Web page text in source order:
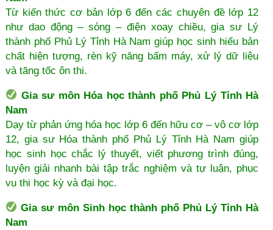
Từ kiến thức cơ bản lớp 6 đến các chuyên đề lớp 12
như dao động – sóng – điện xoay chiều, gia sư Lý
thành phố Phủ Lý Tỉnh Hà Nam giúp học sinh hiểu bản
chất hiện tượng, rèn kỹ năng bấm máy, xử lý dữ liệu
và tăng tốc ôn thi.
Gia sư môn Hóa học thành phố Phủ Lý Tỉnh Hà
Nam
Dạy từ phản ứng hóa học lớp 6 đến hữu cơ – vô cơ lớp
12, gia sư Hóa thành phố Phủ Lý Tỉnh Hà Nam giúp
học sinh học chắc lý thuyết, viết phương trình đúng,
luyện giải nhanh bài tập trắc nghiệm và tự luận, phục
vụ thi học kỳ và đại học.
Gia sư môn Sinh học thành phố Phủ Lý Tỉnh Hà
Nam